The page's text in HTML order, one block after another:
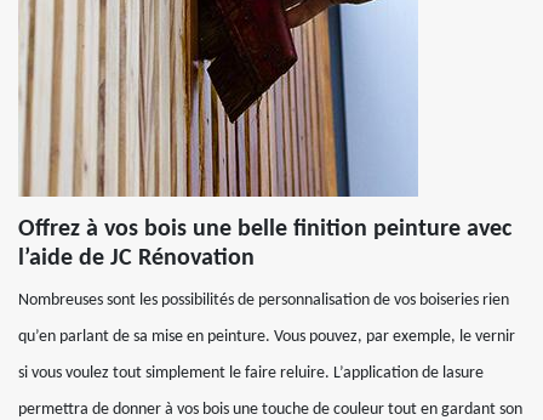
Offrez à vos bois une belle finition peinture avec
l’aide de JC Rénovation
Nombreuses sont les possibilités de personnalisation de vos boiseries rien
qu’en parlant de sa mise en peinture. Vous pouvez, par exemple, le vernir
si vous voulez tout simplement le faire reluire. L’application de lasure
permettra de donner à vos bois une touche de couleur tout en gardant son